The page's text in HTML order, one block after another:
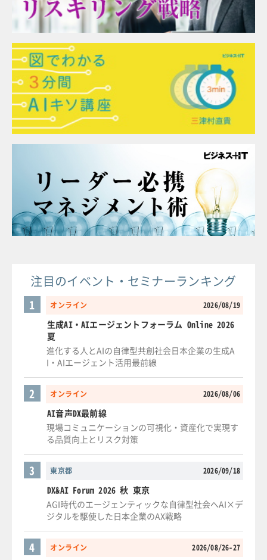
注目のイベント・セミナーランキング
オンライン 2026/08/19
1
生成AI・AIエージェントフォーラム Online 2026
夏
進化する人とAIの自律型共創社会日本企業の生成A
I・AIエージェント活用最前線
オンライン 2026/08/06
2
AI音声DX最前線
現場コミュニケーションの可視化・資産化で実現す
る品質向上とリスク対策
東京都 2026/09/18
3
DX&AI Forum 2026 秋 東京
AGI時代のエージェンティックな自律型社会へAI×デ
ジタルを駆使した日本企業のAX戦略
オンライン 2026/08/26-27
4